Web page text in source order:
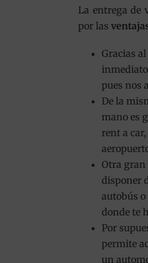
La entrega de
por las
Gracias
pues nos
De la
mano es
rent a car,
Otra gran
disponer
autobús
donde te
Por
permite
un